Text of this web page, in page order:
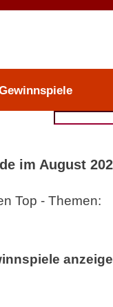
im August
Top - Themen: